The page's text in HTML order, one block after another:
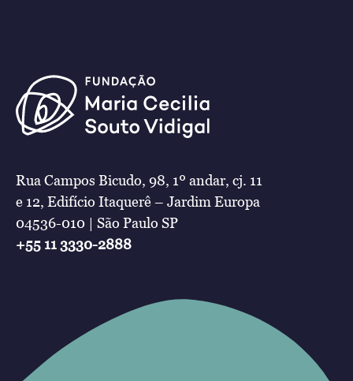
Rua Campos Bicudo, 98, 1º andar, cj. 11
e 12, Edifício Itaquerê – Jardim Europa
04536-010 | São Paulo SP
+55 11 3330-2888